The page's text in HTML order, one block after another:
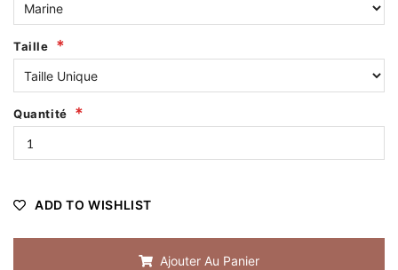
Taille
Quantité
ADD TO WISHLIST
Ajouter Au Panier